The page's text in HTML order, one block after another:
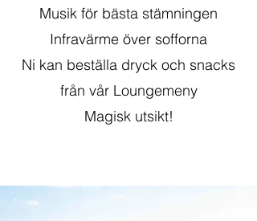
Musik för bästa stämningen
Infravärme över sofforna
Ni kan beställa dryck och snacks
från vår Loungemeny
​Magisk utsikt!